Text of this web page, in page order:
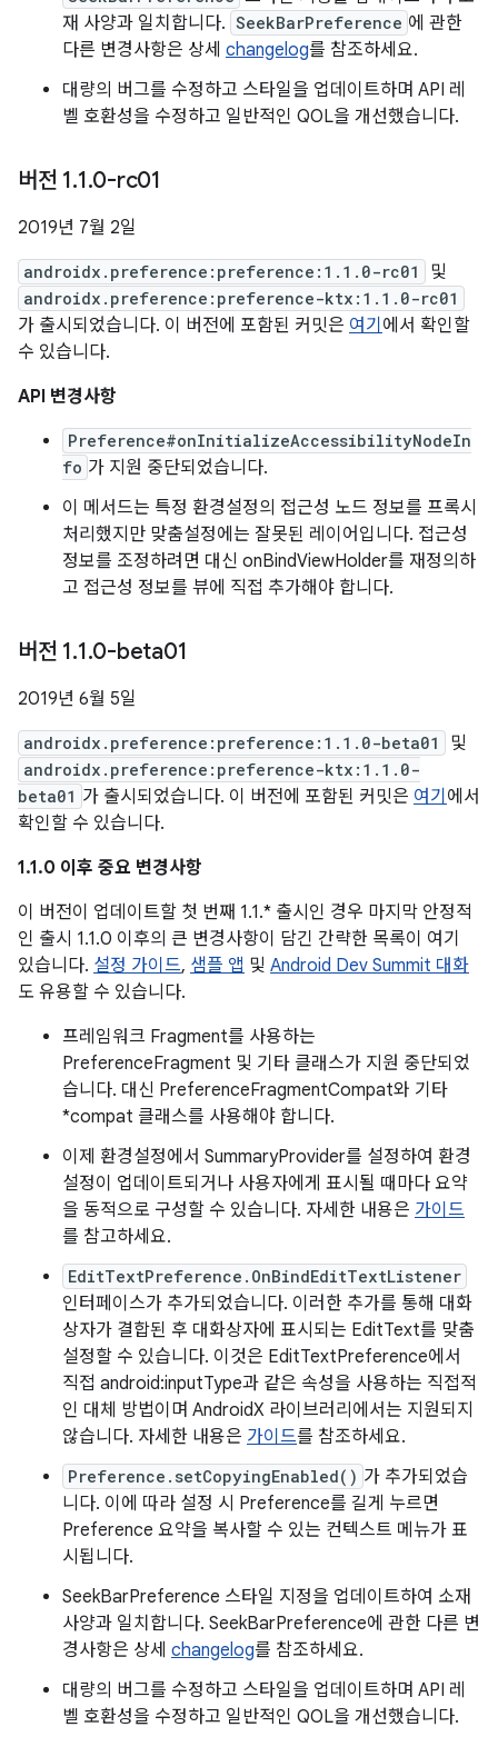
재 사양과 일치합니다. SeekBarPreference 에 관한
다른 변경사항은 상세 changelog를 참조하세요.
대량의 버그를 수정하고 스타일을 업데이트하며 API 레
벨 호환성을 수정하고 일반적인 QOL을 개선했습니다.
버전 1.1.0-rc01
2019년 7월 2일
androidx.preference:preference:1.1.0-rc01 및
androidx.preference:preference-ktx:1.1.0-rc01
가 출시되었습니다. 이 버전에 포함된 커밋은 여기 에서 확인할
수 있습니다.
API 변경사항
Preference#onInitializeAccessibilityNodeIn
fo 가 지원 중단되었습니다.
이 메서드는 특정 환경설정의 접근성 노드 정보를 프록시
처리했지만 맞춤설정에는 잘못된 레이어입니다. 접근성
정보를 조정하려면 대신 onBindViewHolder를 재정의하
고 접근성 정보를 뷰에 직접 추가해야 합니다.
버전 1.1.0-beta01
2019년 6월 5일
androidx.preference:preference:1.1.0-beta01 및
androidx.preference:preference-ktx:1.1.0-
beta01 가 출시되었습니다. 이 버전에 포함된 커밋은 여기 에서
확인할 수 있습니다.
1.1.0 이후 중요 변경사항
이 버전이 업데이트할 첫 번째 1.1.* 출시인 경우 마지막 안정적
인 출시 1.1.0 이후의 큰 변경사항이 담긴 간략한 목록이 여기
있습니다. 설정 가이드, 샘플 앱 및 Android Dev Summit 대화
도 유용할 수 있습니다.
프레임워크 Fragment를 사용하는
PreferenceFragment 및 기타 클래스가 지원 중단되었
습니다. 대신 PreferenceFragmentCompat와 기타
*compat 클래스를 사용해야 합니다.
이제 환경설정에서 SummaryProvider를 설정하여 환경
설정이 업데이트되거나 사용자에게 표시될 때마다 요약
을 동적으로 구성할 수 있습니다. 자세한 내용은 가이드
를 참고하세요.
EditTextPreference.OnBindEditTextListener
인터페이스가 추가되었습니다. 이러한 추가를 통해 대화
상자가 결합된 후 대화상자에 표시되는 EditText를 맞춤
설정할 수 있습니다. 이것은 EditTextPreference에서
직접 android:inputType과 같은 속성을 사용하는 직접적
인 대체 방법이며 AndroidX 라이브러리에서는 지원되지
않습니다. 자세한 내용은 가이드를 참조하세요.
Preference.setCopyingEnabled() 가 추가되었습
니다. 이에 따라 설정 시 Preference를 길게 누르면
Preference 요약을 복사할 수 있는 컨텍스트 메뉴가 표
시됩니다.
SeekBarPreference 스타일 지정을 업데이트하여 소재
사양과 일치합니다. SeekBarPreference에 관한 다른 변
경사항은 상세 changelog를 참조하세요.
대량의 버그를 수정하고 스타일을 업데이트하며 API 레
벨 호환성을 수정하고 일반적인 QOL을 개선했습니다.